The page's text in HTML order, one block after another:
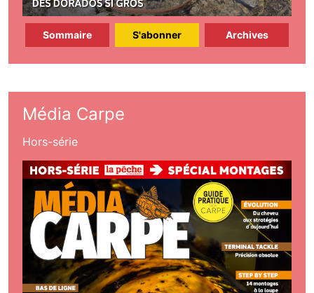
Sommaire S'abonner Archives
Média Carpe
Hors-série